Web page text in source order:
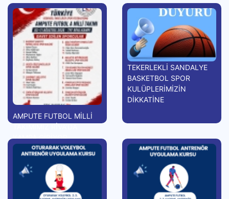
AMPUTE FUTBOL MİLLİ
KAMPA GİRİYOR
TEKERLEKLİ SANDALYE
BASKETBOL SPOR
KULÜPLERİMİZİN
DİKKATİNE